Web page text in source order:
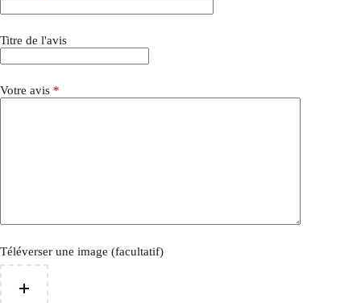
Titre de l'avis
Votre avis *
Téléverser une image (facultatif)